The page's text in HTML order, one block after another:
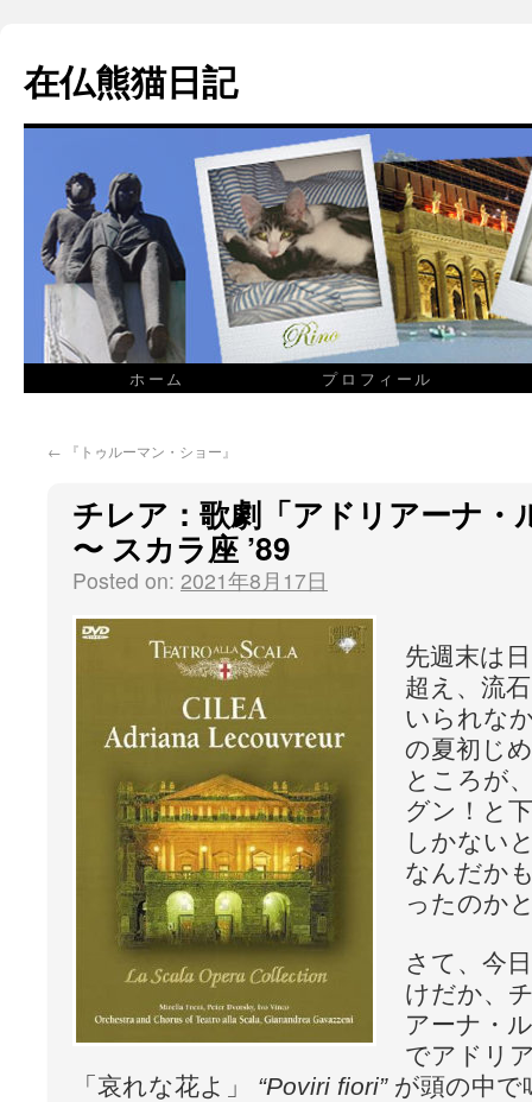
在仏熊猫日記
ホーム プロフィール
← 『トゥルーマン・ショー』
チレア：歌劇「アドリアーナ・
〜 スカラ座 ’89
Posted on: 2021年8月17日
先週末は
超え、流
いられな
の夏初じ
ところが
グン！と
しかない
なんだか
ったのか
さて、今
けだか、
アーナ・
でアドリ
「哀れな花よ」 “Poviri fiori”が頭の中で